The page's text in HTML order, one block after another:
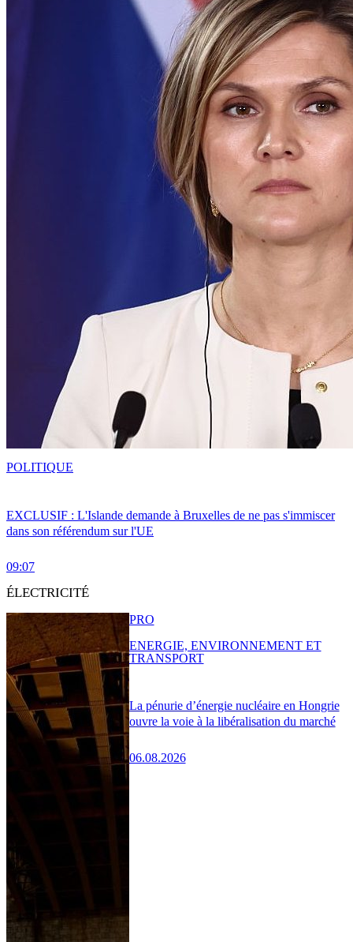
EXCLUSIF : L'Islande demande à Bruxelles de ne pas s'immiscer
dans son référendum sur l'UE
09:07
POLITIQUE
ÉLECTRICITÉ
La pénurie d’énergie nucléaire en Hongrie
ouvre la voie à la libéralisation du marché
06.08.2026
PRO
ENERGIE, ENVIRONNEMENT ET
TRANSPORT